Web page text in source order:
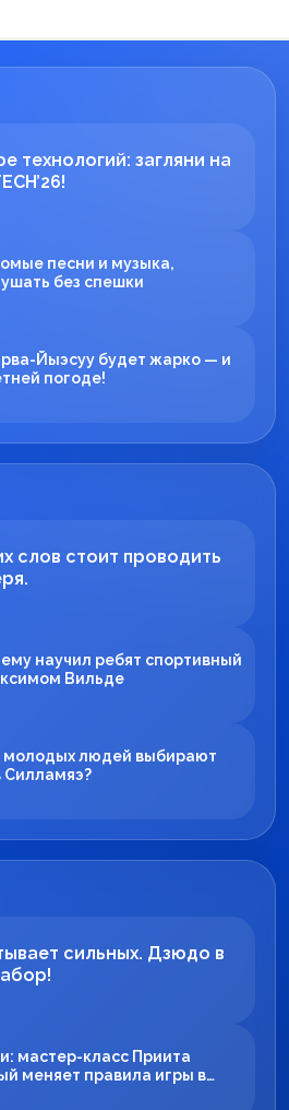
технологий: загляни на
песни и музыка,
без спешки
Йыэсуу будет жарко — и
погоде!
слов стоит проводить
научил ребят спортивный
Вильде
молодых людей выбирают
Силламяэ?
сильных. Дзюдо в
мастер-класс Приита
меняет правила игры в